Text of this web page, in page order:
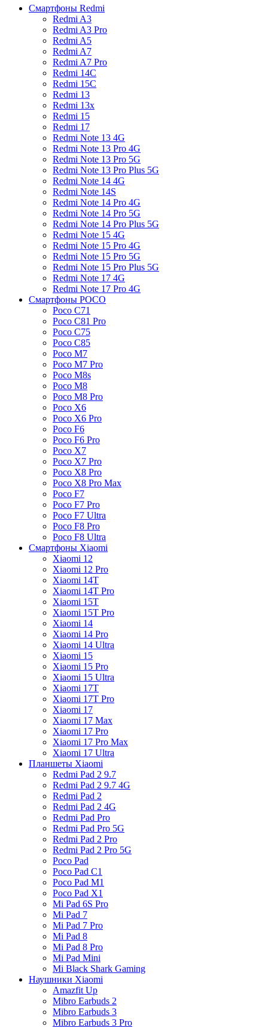
Смартфоны Redmi
Redmi A3
Redmi A3 Pro
Redmi A5
Redmi A7
Redmi A7 Pro
Redmi 14C
Redmi 15C
Redmi 13
Redmi 13x
Redmi 15
Redmi 17
Redmi Note 13 4G
Redmi Note 13 Pro 4G
Redmi Note 13 Pro 5G
Redmi Note 13 Pro Plus 5G
Redmi Note 14 4G
Redmi Note 14S
Redmi Note 14 Pro 4G
Redmi Note 14 Pro 5G
Redmi Note 14 Pro Plus 5G
Redmi Note 15 4G
Redmi Note 15 Pro 4G
Redmi Note 15 Pro 5G
Redmi Note 15 Pro Plus 5G
Redmi Note 17 4G
Redmi Note 17 Pro 4G
Смартфоны POCO
Poco C71
Poco C81 Pro
Poco C75
Poco C85
Poco M7
Poco M7 Pro
Poco M8s
Poco M8
Poco M8 Pro
Poco X6
Poco X6 Pro
Poco F6
Poco F6 Pro
Poco X7
Poco X7 Pro
Poco X8 Pro
Poco X8 Pro Max
Poco F7
Poco F7 Pro
Poco F7 Ultra
Poco F8 Pro
Poco F8 Ultra
Смартфоны Xiaomi
Xiaomi 12
Xiaomi 12 Pro
Xiaomi 14T
Xiaomi 14T Pro
Xiaomi 15T
Xiaomi 15T Pro
Xiaomi 14
Xiaomi 14 Pro
Xiaomi 14 Ultra
Xiaomi 15
Xiaomi 15 Pro
Xiaomi 15 Ultra
Xiaomi 17T
Xiaomi 17T Pro
Xiaomi 17
Xiaomi 17 Max
Xiaomi 17 Pro
Xiaomi 17 Pro Max
Xiaomi 17 Ultra
Планшеты Xiaomi
Redmi Pad 2 9.7
Redmi Pad 2 9.7 4G
Redmi Pad 2
Redmi Pad 2 4G
Redmi Pad Pro
Redmi Pad Pro 5G
Redmi Pad 2 Pro
Redmi Pad 2 Pro 5G
Poco Pad
Poco Pad C1
Poco Pad M1
Poco Pad X1
Mi Pad 6S Pro
Mi Pad 7
Mi Pad 7 Pro
Mi Pad 8
Mi Pad 8 Pro
Mi Pad Mini
Mi Black Shark Gaming
Наушники Xiaomi
Amazfit Up
Mibro Earbuds 2
Mibro Earbuds 3
Mibro Earbuds 3 Pro